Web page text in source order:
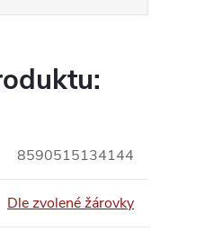
8590515134144
Dle zvolené žárovky